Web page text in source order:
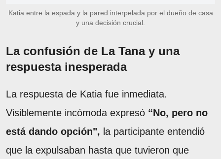
Katia entre la espada y la pared interpelada por el dueño de casa
y una decisión crucial.
La confusión de La Tana y una
respuesta inesperada
La respuesta de Katia fue inmediata.
Visiblemente incómoda expresó “No, pero no
está dando opción", la participante entendió
que la expulsaban hasta que tuvieron que